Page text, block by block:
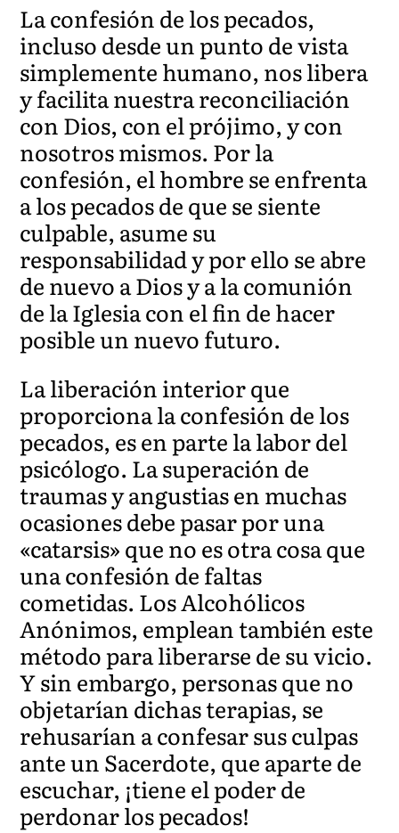
La confesión de los pecados,
incluso desde un punto de vista
simplemente humano, nos libera
y facilita nuestra reconciliación
con Dios, con el prójimo, y con
nosotros mismos. Por la
confesión, el hombre se enfrenta
a los pecados de que se siente
culpable, asume su
responsabilidad y por ello se abre
de nuevo a Dios y a la comunión
de la Iglesia con el fin de hacer
posible un nuevo futuro.
La liberación interior que
proporciona la confesión de los
pecados, es en parte la labor del
psicólogo. La superación de
traumas y angustias en muchas
ocasiones debe pasar por una
«catarsis» que no es otra cosa que
una confesión de faltas
cometidas. Los Alcohólicos
Anónimos, emplean también este
método para liberarse de su vicio.
Y sin embargo, personas que no
objetarían dichas terapias, se
rehusarían a confesar sus culpas
ante un Sacerdote, que aparte de
escuchar, ¡tiene el poder de
perdonar los pecados!